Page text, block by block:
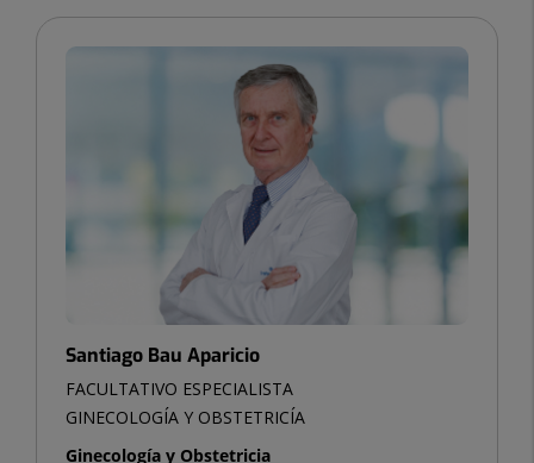
Santiago Bau Aparicio
FACULTATIVO ESPECIALISTA
GINECOLOGÍA Y OBSTETRICÍA
Ginecología y Obstetricia